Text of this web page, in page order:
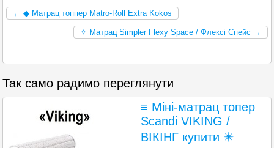
← ◆ Матрац топпер Matro-Roll Extra Kokos
✧ Матрац Simpler Flexy Space / Флексі Спейс →
Так само радимо переглянути
≡ Міні-матрац топер
Scandi VIKING /
ВІКІНГ купити ✴️